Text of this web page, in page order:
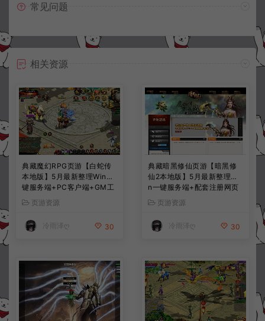
常见问题
相关资源
典藏魔幻RPG页游【白蛇传
本地版】5月最新整理Win一
键服务端+PC客户端+GM工
具+详细搭建教程
页游资源
冷雨泽ღ 30
典藏暗黑修仙页游【暗黑修
仙2本地版】5月最新整理Wi
n一键服务端+配套注册网页
+GM工具+PC客户端+详细
搭建教程
页游资源
冷雨泽ღ 30